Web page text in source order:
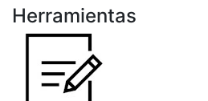
Herramientas